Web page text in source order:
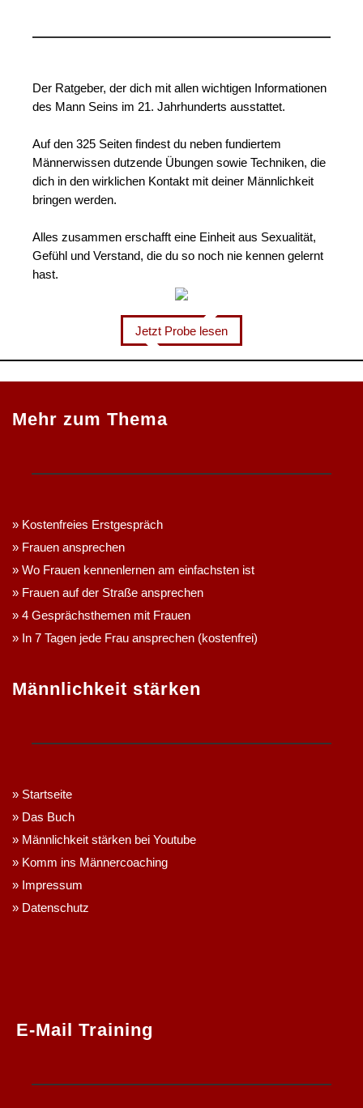
Der Ratgeber, der dich mit allen wichtigen Informationen
des Mann Seins im 21. Jahrhunderts ausstattet.
Auf den 325 Seiten findest du neben fundiertem
Männerwissen dutzende Übungen sowie Techniken, die
dich in den wirklichen Kontakt mit deiner Männlichkeit
bringen werden.
Alles zusammen erschafft eine Einheit aus Sexualität,
Gefühl und Verstand, die du so noch nie kennen gelernt
hast.
Jetzt Probe lesen
Mehr zum Thema
» Kostenfreies Erstgespräch
» Frauen ansprechen
» Wo Frauen kennenlernen am einfachsten ist
» Frauen auf der Straße ansprechen
» 4 Gesprächsthemen mit Frauen
» In 7 Tagen jede Frau ansprechen (kostenfrei)
Männlichkeit stärken
» Startseite
» Das Buch
» Männlichkeit stärken bei Youtube
» Komm ins Männercoaching
» Impressum
» Datenschutz
E-Mail Training